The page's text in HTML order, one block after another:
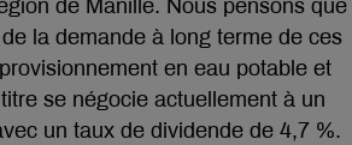
de Manille. Nous pensons que
la demande à long terme de ces
en eau potable et
se négocie actuellement à un
un taux de dividende de 4,7 %.